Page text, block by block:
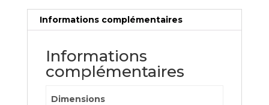
Informations complémentaires
Informations
complémentaires
Dimensions